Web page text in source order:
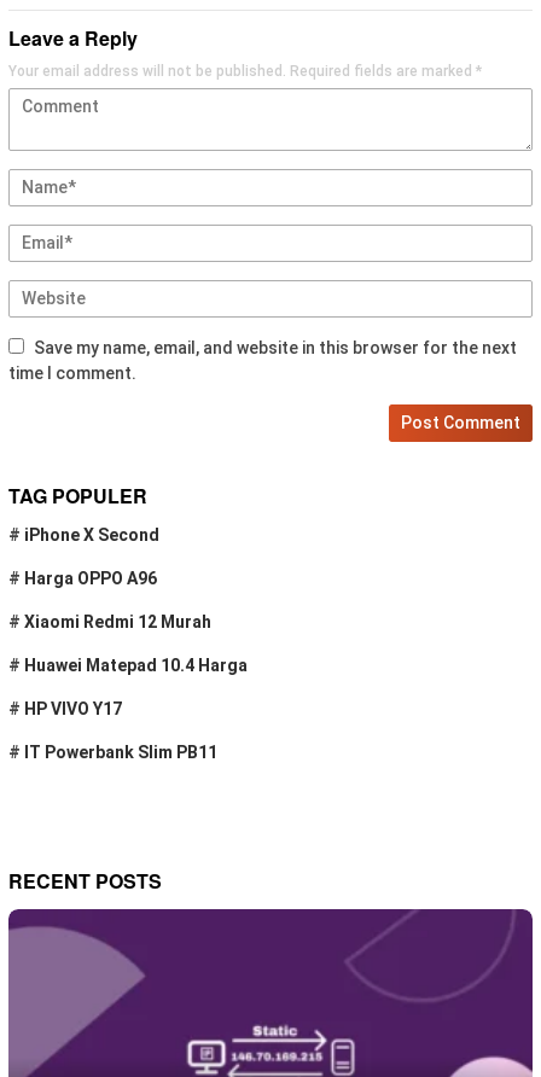
Leave a Reply
Your email address will not be published. Required fields are marked *
Save my name, email, and website in this browser for the next
time I comment.
TAG POPULER
# iPhone X Second
# Harga OPPO A96
# Xiaomi Redmi 12 Murah
# Huawei Matepad 10.4 Harga
# HP VIVO Y17
# IT Powerbank Slim PB11
RECENT POSTS